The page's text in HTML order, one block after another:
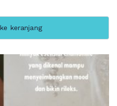
keranjang